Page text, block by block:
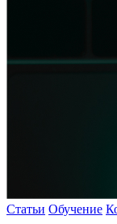
Статьи Обучение